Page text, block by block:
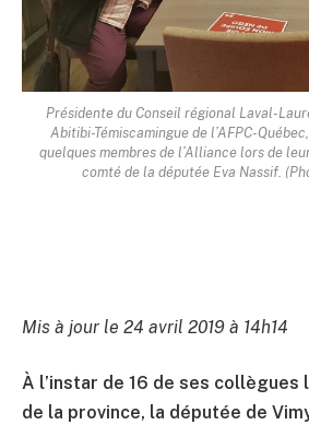
Présidente du Conseil régional Laval-
Abitibi-Témiscamingue de l’AFPC-
quelques membres de l’Alliance lors de
comté de la députée Eva Nassif.
Mis à jour le 24 avril 2019 à 14h14
À l’instar de 16 de ses
de la province, la députée de